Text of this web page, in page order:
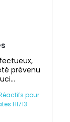
prévenu
Réactifs pour
HI713